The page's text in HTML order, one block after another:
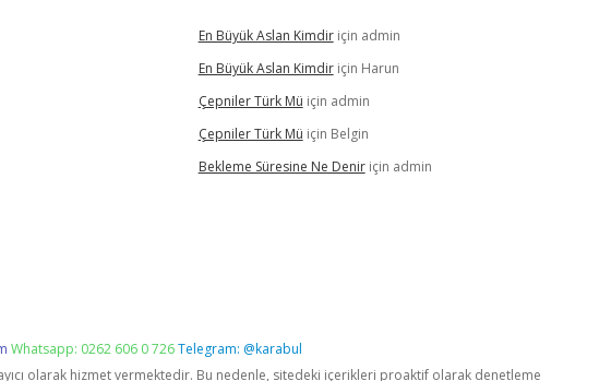
En Büyük Aslan Kimdiriçin admin
En Büyük Aslan Kimdiriçin Harun
Çepniler Türk Mü için admin
Çepniler Türk Mü için Belgin
Bekleme Süresine Ne Deniriçin admin
Whatsapp: 0262 606 0 726Telegram: @karabul
olarak hizmet vermektedir. Bu nedenle, sitedeki içerikleri proaktif olarak denetleme